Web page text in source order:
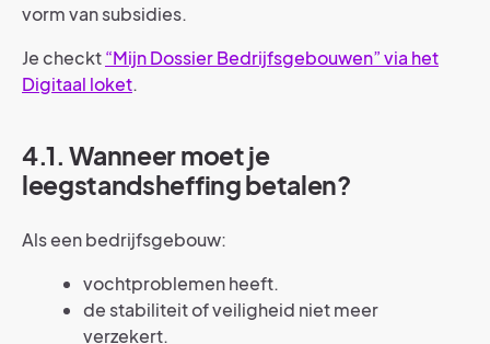
vorm van subsidies.
Je checkt“Mijn Dossier Bedrijfsgebouwen” via het
Digitaal loket.
4.1. Wanneer moet je
leegstandsheffing betalen?
Als een bedrijfsgebouw:
vochtproblemen heeft.
de stabiliteit of veiligheid niet meer
verzekert.